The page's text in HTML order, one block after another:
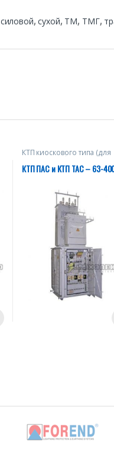
силовой,сухой, ТМ, ТМГ,
КТП киоскового типа (для
электроснабжения
промышленных
КТП ПАС и КТП ТАС – 63-